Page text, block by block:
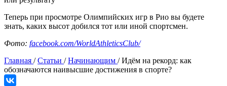
Теперь при просмотре Олимпийских игр в Рио вы будете
знать, каких высот добился тот или иной спортсмен.
Фото: facebook.com/WorldAthleticsClub/
Главная /Статьи /Начинающим /Идём на рекорд: как
обозначаются наивысшие достижения в спорте?